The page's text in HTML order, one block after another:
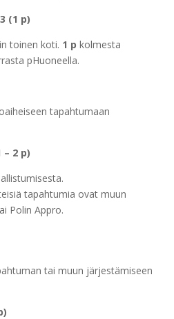
(1 p)
toinen koti. 1 pkolmesta
pHuoneella.
tapahtumaan
2 p)
tapahtumia ovat muun
Polin Appro.
tai muun järjestämiseen